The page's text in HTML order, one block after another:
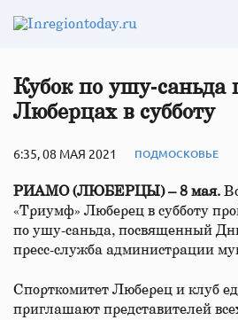
Кубок по ушу‑саньда
Люберцах в субботу
6:35, 08 МАЯ 2021 ПОДМОСКОВЬЕ
РИАМО (ЛЮБЕРЦЫ) – 8 мая.
«Триумф» Люберец в субботу
по ушу-саньда, посвященный
пресс-служба администрации
Спорткомитет Люберец и клуб
приглашают представителей